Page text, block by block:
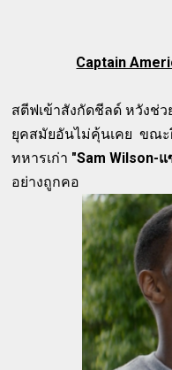
Captain
สตีฟเข้าสังกัดชีลด์ หวังช่
ยุคสมัยอันไม่คุ้นเคย ขณะ
ทหารเก่า "Sam Wilson-
อย่างถูกคอ